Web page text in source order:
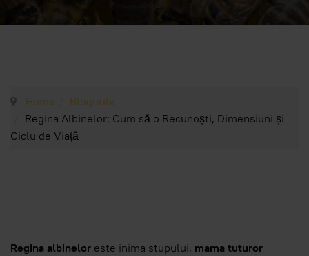
Home
Blogurile
Regina Albinelor: Cum să o Recunoști, Dimensiuni și
Ciclu de Viață
Regina albinelor este inima stupului, mama tuturor